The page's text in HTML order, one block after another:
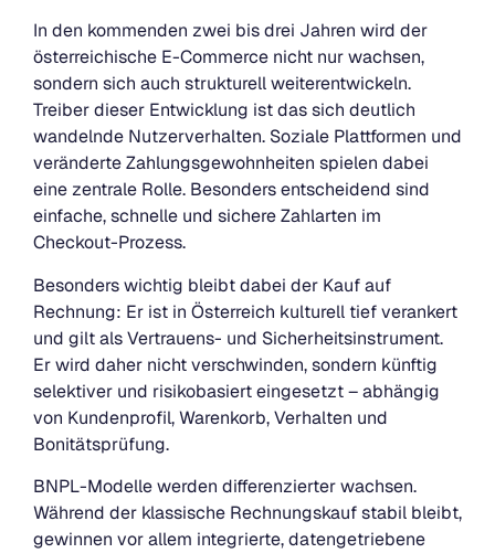
In den kommenden zwei bis drei Jahren wird der
österreichische E-Commerce nicht nur wachsen,
sondern sich auch strukturell weiterentwickeln.
Treiber dieser Entwicklung ist das sich deutlich
wandelnde Nutzerverhalten. Soziale Plattformen und
veränderte Zahlungsgewohnheiten spielen dabei
eine zentrale Rolle. Besonders entscheidend sind
einfache, schnelle und sichere Zahlarten im
Checkout-Prozess.
Besonders wichtig bleibt dabei der Kauf auf
Rechnung: Er ist in Österreich kulturell tief verankert
und gilt als Vertrauens- und Sicherheitsinstrument.
Er wird daher nicht verschwinden, sondern künftig
selektiver und risikobasiert eingesetzt – abhängig
von Kundenprofil, Warenkorb, Verhalten und
Bonitätsprüfung.
BNPL-Modelle werden differenzierter wachsen.
Während der klassische Rechnungskauf stabil bleibt,
gewinnen vor allem integrierte, datengetriebene